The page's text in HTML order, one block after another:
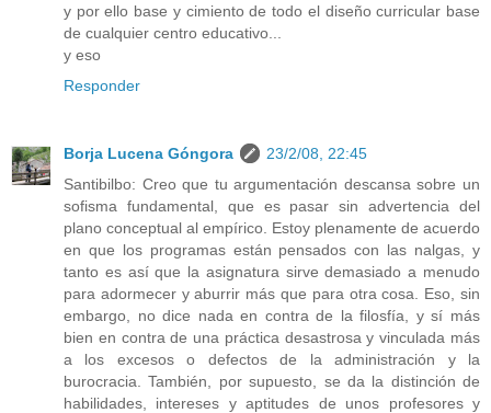
y por ello base y cimiento de todo el diseño curricular base
de cualquier centro educativo...
y eso
Responder
Borja Lucena Góngora
23/2/08, 22:45
Santibilbo: Creo que tu argumentación descansa sobre un
sofisma fundamental, que es pasar sin advertencia del
plano conceptual al empírico. Estoy plenamente de acuerdo
en que los programas están pensados con las nalgas, y
tanto es así que la asignatura sirve demasiado a menudo
para adormecer y aburrir más que para otra cosa. Eso, sin
embargo, no dice nada en contra de la filosfía, y sí más
bien en contra de una práctica desastrosa y vinculada más
a los excesos o defectos de la administración y la
burocracia. También, por supuesto, se da la distinción de
habilidades, intereses y aptitudes de unos profesores y